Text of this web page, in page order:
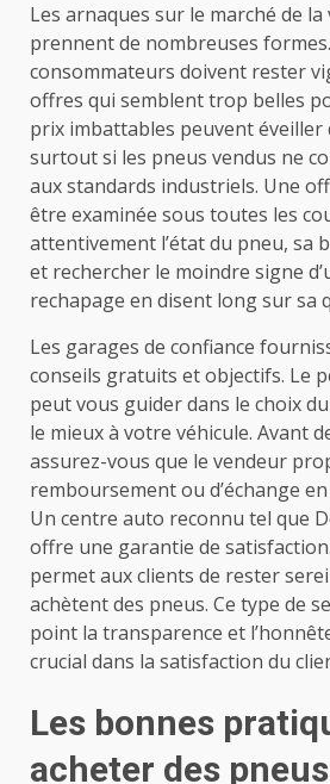
Les arnaques sur le marché de
prennent de nombreuses
consommateurs doivent rester
offres qui semblent trop belles
prix imbattables peuvent éveiller
surtout si les pneus vendus ne
aux standards industriels. Une
être examinée sous toutes les
attentivement l’état du pneu, sa
et rechercher le moindre signe
rechapage en disent long sur sa
Les garages de confiance
conseils gratuits et objectifs. Le
peut vous guider dans le choix
le mieux à votre véhicule. Avant
assurez-vous que le vendeur
remboursement ou d’échange
Un centre auto reconnu tel que
offre une garantie de
permet aux clients de rester
achètent des pneus. Ce type de
point la transparence et
crucial dans la satisfaction du
Les bonnes
acheter des